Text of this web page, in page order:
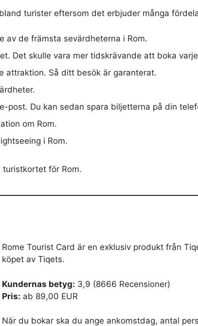
turister eftersom det erbjuder många
av de främsta sevärdheterna i Rom.
Det skulle vara mer tidskrävande att boka
attraktion. Så ditt besök är garanterat.
post. Du kan sedan spara biljetterna på din
om Rom.
i Rom.
för Rom.
Rome Tourist Card är en exklusiv produkt från
köpet av Tiqets.
Kundernas betyg: 3,9 (8666 Recensioner)
Pris: ab 89,00 EUR
När du bokar ska du ange ankomstdag, antal